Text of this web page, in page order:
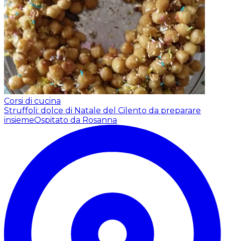
Corsi di cucina
Struffoli: dolce di Natale del Cilento da preparare
insiemeOspitato da Rosanna